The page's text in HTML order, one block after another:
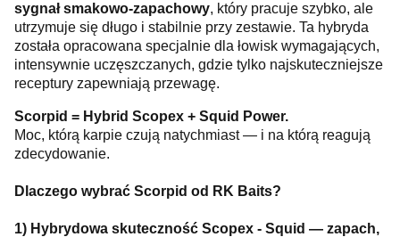
sygnał smakowo-zapachowy, który pracuje szybko, ale
utrzymuje się długo i stabilnie przy zestawie. Ta hybryda
została opracowana specjalnie dla łowisk wymagających,
intensywnie uczęszczanych, gdzie tylko najskuteczniejsze
receptury zapewniają przewagę.
Scorpid = Hybrid Scopex + Squid Power.
Moc, którą karpie czują natychmiast — i na którą reagują
zdecydowanie.
Dlaczego wybrać Scorpid od RK Baits?
1) Hybrydowa skuteczność Scopex - Squid — zapach,